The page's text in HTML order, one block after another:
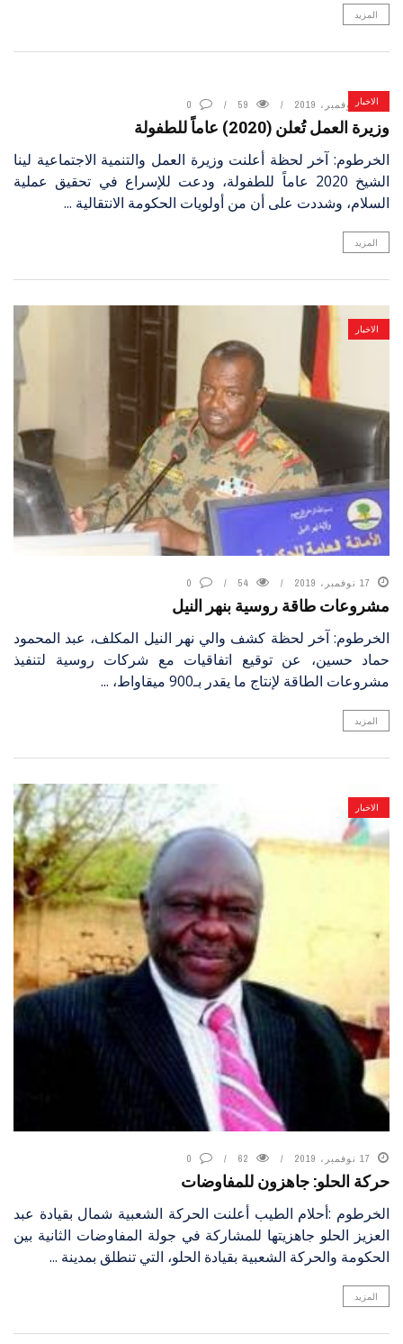
المزيد
الاخبار
17 نوفمبر، 2019 59
0
وزيرة العمل تُعلن (2020) عاماً للطفولة
الخرطوم: آخر لحظة أعلنت وزيرة العمل والتنمية الاجتماعية لينا
الشيخ 2020 عاماً للطفولة، ودعت للإسراع في تحقيق عملية
السلام، وشددت على أن من أولويات الحكومة الانتقالية ...
المزيد
الاخبار
17 نوفمبر، 2019 54
0
مشروعات طاقة روسية بنهر النيل
الخرطوم: آخر لحظة كشف والي نهر النيل المكلف، عبد المحمود
حماد حسين، عن توقيع اتفاقيات مع شركات روسية لتنفيذ
مشروعات الطاقة لإنتاج ما يقدر بـ900 ميقاواط، ...
المزيد
الاخبار
17 نوفمبر، 2019 62
0
حركة الحلو: جاهزون للمفاوضات
الخرطوم :أحلام الطيب أعلنت الحركة الشعبية شمال بقيادة عبد
العزيز الحلو جاهزيتها للمشاركة في جولة المفاوضات الثانية بين
الحكومة والحركة الشعبية بقيادة الحلو، التي تنطلق بمدينة ...
المزيد